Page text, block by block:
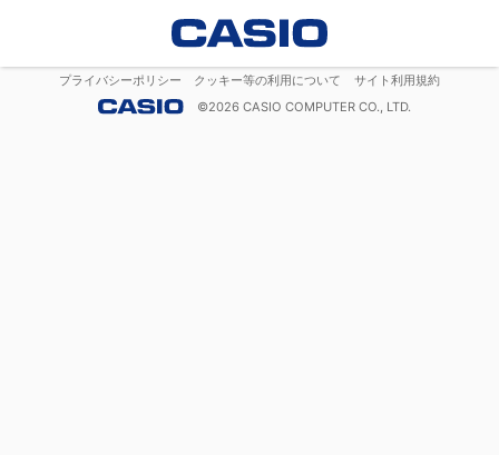
プライバシーポリシー クッキー等の利用について
サイト利用規約
©2026 CASIO COMPUTER CO., LTD.